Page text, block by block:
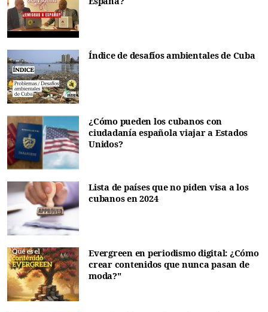
Índice de desafíos ambientales de Cuba
¿Cómo pueden los cubanos con
ciudadanía española viajar a Estados
Unidos?
Lista de países que no piden visa a los
cubanos en 2024
Evergreen en periodismo digital: ¿Cómo
crear contenidos que nunca pasan de
moda?"